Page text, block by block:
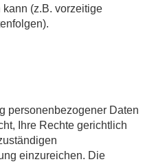
(z.B. vorzeitige
personenbezogener Daten
Ihre Rechte gerichtlich
einzureichen. Die